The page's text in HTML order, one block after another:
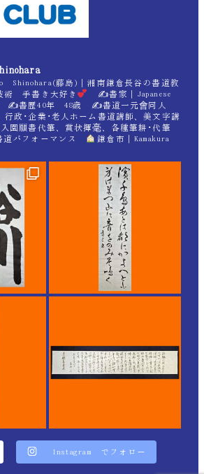
Shinohara(藤島)｜湘南鎌倉長谷の書道教
術 手書き大好き
✍書家｜Japanese
✍書歴40年 48歳 ✍書道一元會同人
政･企業･老人ホーム書道講師、美文字講
願書代筆、賞状揮毫、各種筆耕･代筆
道パフォーマンス
鎌倉市｜Kamakura
Instagram でフォロー